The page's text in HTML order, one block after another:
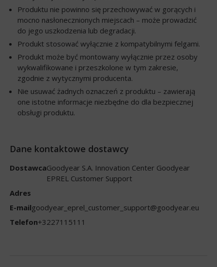
Produktu nie powinno się przechowywać w gorących i
mocno nasłonecznionych miejscach – może prowadzić
do jego uszkodzenia lub degradacji.
Produkt stosować wyłącznie z kompatybilnymi felgami.
Produkt może być montowany wyłącznie przez osoby
wykwalifikowane i przeszkolone w tym zakresie,
zgodnie z wytycznymi producenta.
Nie usuwać żadnych oznaczeń z produktu – zawierają
one istotne informacje niezbędne do dla bezpiecznej
obsługi produktu.
Dane kontaktowe dostawcy
DostawcaGoodyear S.A. Innovation Center Goodyear
EPREL Customer Support
Adres
E-mailgoodyear_eprel_customer_support@goodyear.eu
Telefon+3227115111